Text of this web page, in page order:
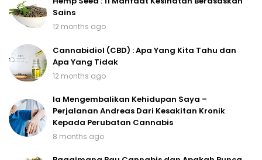
Sains
12 months ago
Cannabidiol (CBD) : Apa Yang Kita Tahu dan
Apa Yang Tidak
12 months ago
Ia Mengembalikan Kehidupan Saya –
Perjalanan Andreas Dari Kesakitan Kronik
Kepada Perubatan Cannabis
8 months ago